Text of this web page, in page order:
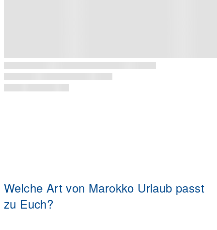
Welche Art von Marokko Urlaub passt
zu Euch?